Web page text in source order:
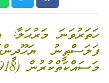
ހަތަރުވަނަ
ފަލަސްޠީނު
މަސައްކަތްކުރުން (1918 – 1939)